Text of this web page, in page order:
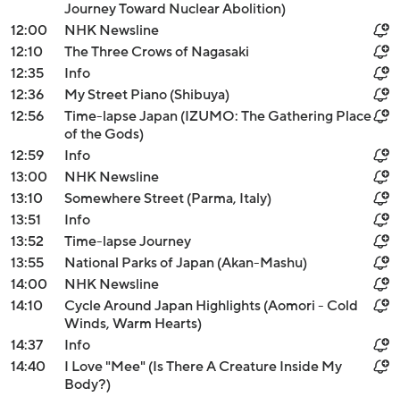
Journey Toward Nuclear Abolition)
12:00
NHK Newsline
12:10
The Three Crows of Nagasaki
12:35
Info
12:36
My Street Piano (Shibuya)
12:56
Time-lapse Japan (IZUMO: The Gathering Place
of the Gods)
12:59
Info
13:00
NHK Newsline
13:10
Somewhere Street (Parma, Italy)
13:51
Info
13:52
Time-lapse Journey
13:55
National Parks of Japan (Akan-Mashu)
14:00
NHK Newsline
14:10
Cycle Around Japan Highlights (Aomori - Cold
Winds, Warm Hearts)
14:37
Info
14:40
I Love "Mee" (Is There A Creature Inside My
Body?)